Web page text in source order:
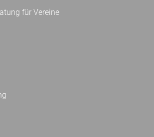
für Vereine